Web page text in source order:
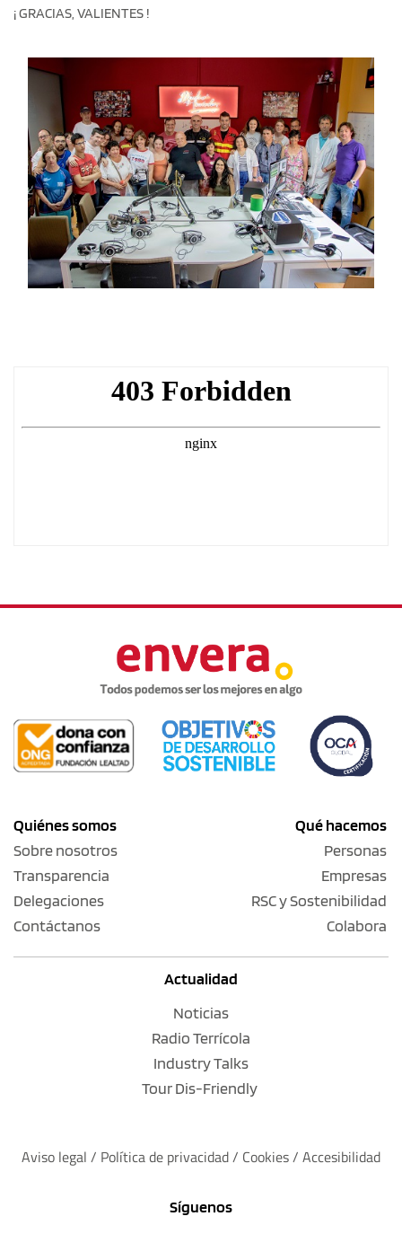
¡ GRACIAS, VALIENTES !
Quiénes somos
Sobre nosotros
Transparencia
Delegaciones
Contáctanos
Qué hacemos
Personas
Empresas
RSC y Sostenibilidad
Colabora
Actualidad
Noticias
Radio Terrícola
Industry Talks
Tour Dis-Friendly
Aviso legal / Política de privacidad / Cookies / Accesibilidad
Síguenos